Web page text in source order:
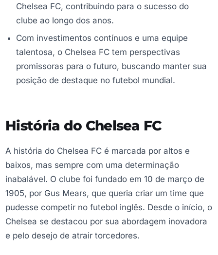
Chelsea FC, contribuindo para o sucesso do
clube ao longo dos anos.
Com investimentos contínuos e uma equipe
talentosa, o Chelsea FC tem perspectivas
promissoras para o futuro, buscando manter sua
posição de destaque no futebol mundial.
História do Chelsea FC
A história do Chelsea FC é marcada por altos e
baixos, mas sempre com uma determinação
inabalável. O clube foi fundado em 10 de março de
1905, por Gus Mears, que queria criar um time que
pudesse competir no futebol inglês. Desde o início, o
Chelsea se destacou por sua abordagem inovadora
e pelo desejo de atrair torcedores.